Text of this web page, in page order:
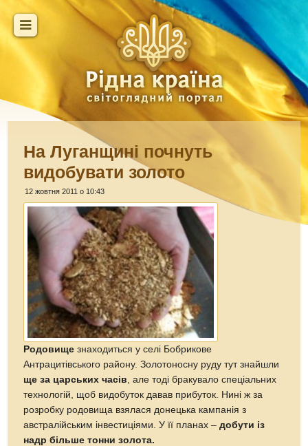
На Луганщині почнуть
видобувати золото
12 жовтня 2011 о 10:43
Родовище знаходиться у селі Бобрикове
Антрацитівського району. Золотоносну руду тут знайшли
ще за царських часів , але тоді бракувало спеціальних
технологій, щоб видобуток давав прибуток. Нині ж за
розробку родовища взялася донецька кампанія з
австралійським інвестиціями. У її планах –добути із
надр більше тонни золота.